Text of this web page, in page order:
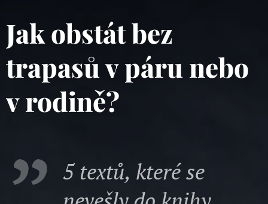
Jak obstát bez
trapasů v páru nebo
v rodině?
5 textů, které se